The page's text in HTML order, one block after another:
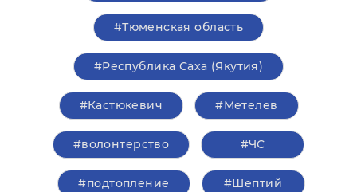
#Тюменская область
#Республика Саха (Якутия)
#Кастюкевич #Метелев
#волонтерство #ЧС
#подтопление #Шептий